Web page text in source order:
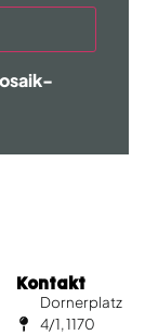
Kontakt
Dornerplatz
4/1, 1170